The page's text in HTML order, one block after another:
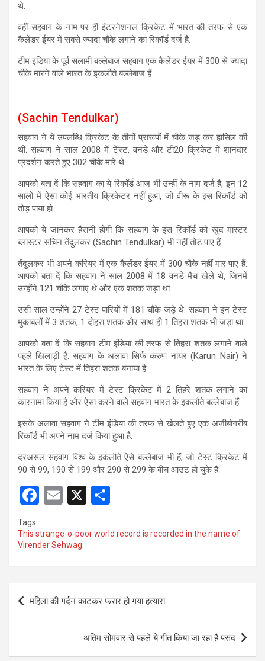
थे.
वहीं सहवाग के नाम पर ही इंटरनेशनल क्रिकेट में भारत की तरफ से एक
कैलेंडर ईयर में सबसे ज्यादा चौके लगाने का रिकॉर्ड दर्ज है.
टीम इंडिया के पूर्व सलामी बल्लेबाज सहवाग एक कैलेंडर ईयर में 300 से ज्यादा
चौके मारने वाले भारत के इकलौते बल्लेबाज हैं.
(Sachin Tendulkar)
सहवाग ने ये उपलब्धि क्रिकेट के तीनों प्रारूपों में चौके जड़ कर हासिल की
थी. सहवाग ने साल 2008 में टेस्ट, वनडे और टी20 क्रिकेट में शानदार
प्रदर्शन करते हुए 302 चौके मारे थे.
आपको बता दें कि सहवाग का ये रिकॉर्ड आज भी उन्हीं के नाम दर्ज है, इन 12
सालों में ऐसा कोई भारतीय क्रिकेटर नहीं हुआ, जो वीरू के इस रिकॉर्ड को
तोड़ पाया हो.
आपको ये जानकर हैरानी होगी कि सहवाग के इस रिकॉर्ड को खुद मास्टर
ब्लास्टर सचिन तेंदुलकर (Sachin Tendulkar) भी नहीं तोड़ पाए हैं.
तेंदुलकर भी अपने करियर में एक कैलेंडर ईयर में 300 चौके नहीं मार पाए हैं.
आपको बता दें कि सहवाग ने साल 2008 में 18 वनडे मैच खेले थे, जिनमें
उन्होंने 121 चौके लगाए थे और एक शतक जड़ा था.
उसी साल उन्होंने 27 टेस्ट पारियों में 181 चौके जड़े थे. सहवाग ने इन टेस्ट
मुकाबलों में 3 शतक, 1 दोहरा शतक और साथ ही 1 तिहरा शतक भी जड़ा था.
आपको बता दें कि सहवाग टीम इंडिया की तरफ से तिहरा शतक लगाने वाले
पहले खिलाड़ी हैं. सहवाग के अलावा सिर्फ करुण नायर (Karun Nair) ने
भारत के लिए टेस्ट में तिहरा शतक बनाया है.
सहवाग ने अपने करियर में टेस्ट क्रिकेट में 2 तिहरे शतक लगाने का
कारनामा किया है और ऐसा करने वाले सहवाग भारत के इकलौते बल्लेबाज हैं.
इसके अलावा सहवाग ने टीम इंडिया की तरफ से खेलते हुए एक अजीबोगरीब
रिकॉर्ड भी अपने नाम दर्ज किया हुआ है.
दरअसल सहवाग विश्व के इकलौते ऐसे बल्लेबाज भी हैं, जो टेस्ट क्रिकेट में
90 से 99, 190 से 199 और 290 से 299 के बीच आउट हो चुके हैं.
F
ce
b
o
k
E
ail
X
ar
Tags:
This strange-o-poor world record is recorded in the name of
Virender Sehwag.
Post
navigation
महिला की गर्दन काटकर फरार हो गया हत्यारा
अंतिम सोमवार से पहले ये गीत किया जा रहा है पसंद